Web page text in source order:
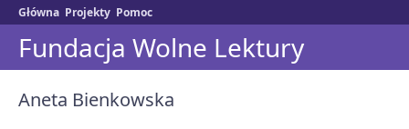
Główna Projekty Pomoc
Fundacja Wolne Lektury
Aneta Bienkowska